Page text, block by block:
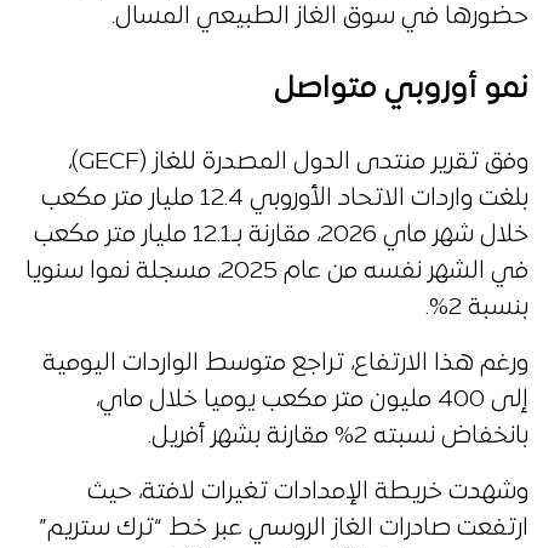
حضورها في سوق الغاز الطبيعي المسال.
نمو أوروبي متواصل
وفق تقرير منتدى الدول المصدرة للغاز (GECF)،
بلغت واردات الاتحاد الأوروبي 12.4 مليار متر مكعب
خلال شهر ماي 2026، مقارنة بـ12.1 مليار متر مكعب
في الشهر نفسه من عام 2025، مسجلة نموا سنويا
بنسبة 2%.
ورغم هذا الارتفاع، تراجع متوسط الواردات اليومية
إلى 400 مليون متر مكعب يوميا خلال ماي،
بانخفاض نسبته 2% مقارنة بشهر أفريل.
وشهدت خريطة الإمدادات تغيرات لافتة، حيث
ارتفعت صادرات الغاز الروسي عبر خط “ترك ستريم”